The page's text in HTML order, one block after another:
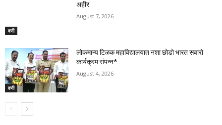
वणी
अहीर
August 7, 2026
वणी
लोकमान्य टिळक महाविद्यालयात नशा छोडो भारत सवारो
कार्यक्रम संपन्न*
August 4, 2026